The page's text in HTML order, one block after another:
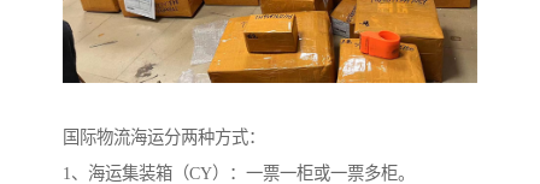
国际物流海运分两种方式：
1、海运集装箱（CY）：一票一柜或一票多柜。